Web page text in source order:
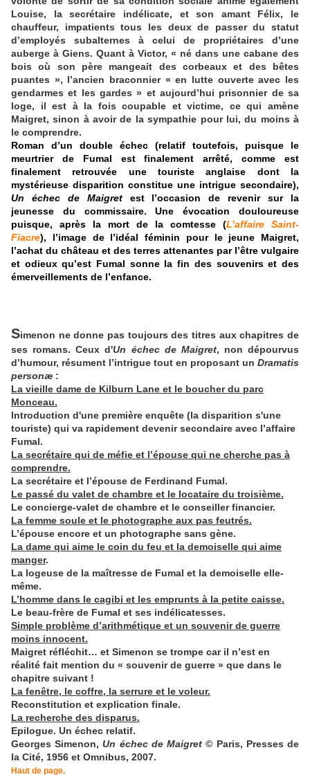
Louise, la secrétaire indélicate, et son amant Félix, le
chauffeur, impatients tous les deux de passer du statut
d’employés subalternes à celui de propriétaires d’une
auberge à Giens. Quant à Victor, « né dans une cabane des
bois où son père mangeait des corbeaux et des bêtes
puantes », l’ancien braconnier « en lutte ouverte avec les
gendarmes et les gardes » et aujourd’hui prisonnier de sa
loge, il est à la fois coupable et victime, ce qui amène
Maigret, sinon à avoir de la sympathie pour lui, du moins à
le comprendre.
Roman d’un double échec (relatif toutefois, puisque le
meurtrier de Fumal est finalement arrêté, comme est
finalement retrouvée une touriste anglaise dont la
mystérieuse disparition constitue une intrigue secondaire),
Un échec de Maigretest l’occasion de revenir sur la
jeunesse du commissaire. Une évocation douloureuse
puisque, après la mort de la comtesse (L’affaire Saint-
Fiacre), l’image de l’idéal féminin pour le jeune Maigret,
l’achat du château et des terres attenantes par l’être vulgaire
et odieux qu’est Fumal sonne la fin des souvenirs et des
émerveillements de l’enfance.
Simenon ne donne pas toujours des titres aux chapitres de
ses romans. Ceux d'Un échec de Maigret, non dépourvus
d’humour, résument l’intrigue tout en proposant un Dramatis
personæ :
La vieille dame de Kilburn Lane et le boucher du parc
Monceau.
Introduction d'une première enquête (la disparition s'une
touriste) qui va rapidement devenir secondaire avec l’affaire
Fumal.
La secrétaire qui de méfie et l’épouse qui ne cherche pas à
comprendre.
La secrétaire et l’épouse de Ferdinand Fumal.
Le passé du valet de chambre et le locataire du troisième.
Le concierge-valet de chambre et le conseiller financier.
La femme soule et le photographe aux pas feutrés.
L’épouse encore et un photographe sans gène.
La dame qui aime le coin du feu et la demoiselle qui aime
manger.
La logeuse de la maîtresse de Fumal et la demoiselle elle-
même.
L’homme dans le cagibi et les emprunts à la petite caisse.
Le beau-frère de Fumal et ses indélicatesses.
Simple problème d’arithmétique et un souvenir de guerre
moins innocent.
Maigret réfléchit… et Simenon se trompe car il n’est en
réalité fait mention du « souvenir de guerre » que dans le
chapitre suivant !
La fenêtre, le coffre, la serrure et le voleur.
Reconstitution et explication finale.
La recherche des disparus.
Epilogue. Un échec relatif.
Georges Simenon,Un échec de Maigret © Paris, Presses de
la Cité, 1956 et Omnibus, 2007.
Haut de page.